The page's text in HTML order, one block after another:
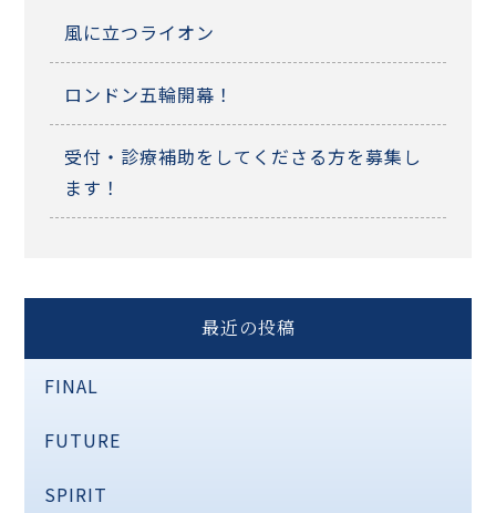
風に立つライオン
ロンドン五輪開幕！
受付・診療補助をしてくださる方を募集し
ます！
最近の投稿
FINAL
FUTURE
SPIRIT